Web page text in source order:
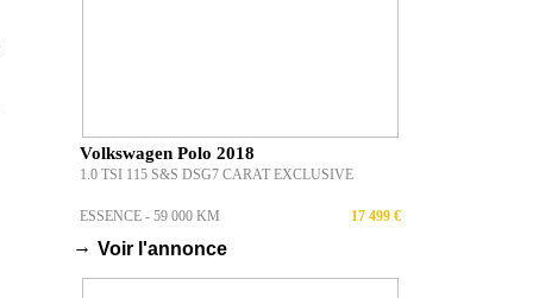
Volkswagen Polo 2018
1.0 TSI 115 S&S DSG7 CARAT EXCLUSIVE
ESSENCE - 59 000 KM 17 499 €
→ Voir l'annonce